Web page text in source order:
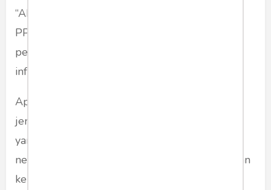
“Akan didalami seperti apa informasi intelijen
PPATK itu bisa dikembangkan dan mencari
pelaku tipikornya sesuai kewenangan KPK. Itu
informasi intelijen (PPATK),” kata Saut.
Apa yang diungkap PPATK itu bukan isapan
jempol. Bahkan, tak hanya kepala daerah saja
yang “bermain” dan cuci uang di kasino di luar
negeri, seperti Macau. Menariknya, kali ini bukan
kepala daerah, tapi anggota dewan “yang